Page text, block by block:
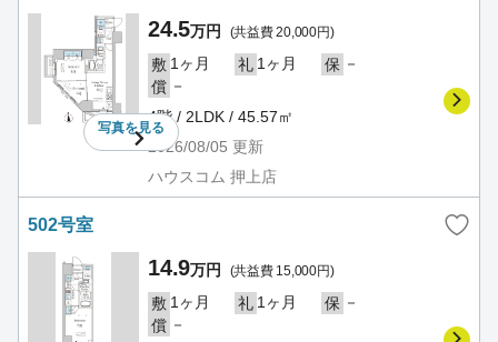
写真を見る
24.5万円 (共益費 20,000円)
敷 1ヶ月 礼 1ヶ月 保 －
償 －
4階 / 2LDK / 45.57㎡
2026/08/05 更新
ハウスコム 押上店
502号室
14.9万円 (共益費 15,000円)
敷 1ヶ月 礼 1ヶ月 保 －
償 －